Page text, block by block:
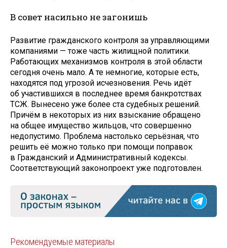
В совет насильно не загонишь
Развитие гражданского контро­ля за управляющими
компаниями — тоже часть жилищной политики.
Работающих механизмов контроля в этой области
сегодня очень мало. А те немногие, которые есть,
находятся под угрозой исчезновения. Речь идёт
об участившихся в последнее время банкротствах
ТСЖ. Вынесено уже более ста судебных решений.
Причём в некоторых из них взыскание обращено
на общее имущество жильцов, что совершенно
недопустимо. Проблема настолько серьёзная, что
решить её можно только при помощи поправок
в Гражданский и Административный кодексы.
Соответствующий законопроект уже подготовлен.
Рекомендуемые материалы